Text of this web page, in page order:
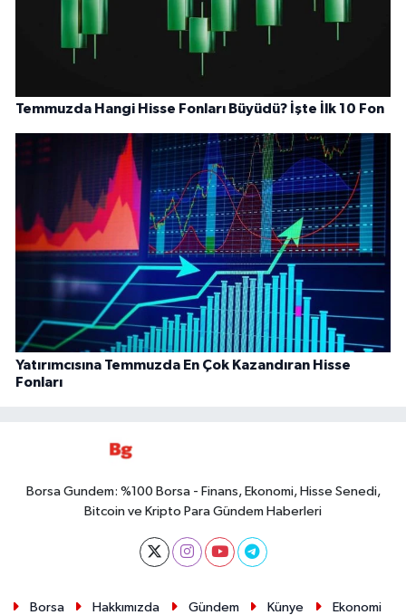
Temmuzda Hangi Hisse Fonları Büyüdü? İşte İlk 10 Fon
Yatırımcısına Temmuzda En Çok Kazandıran Hisse
Fonları
Borsa Gundem: %100 Borsa - Finans, Ekonomi, Hisse Senedi,
Bitcoin ve Kripto Para Gündem Haberleri
Borsa Hakkımızda Gündem Künye Ekonomi